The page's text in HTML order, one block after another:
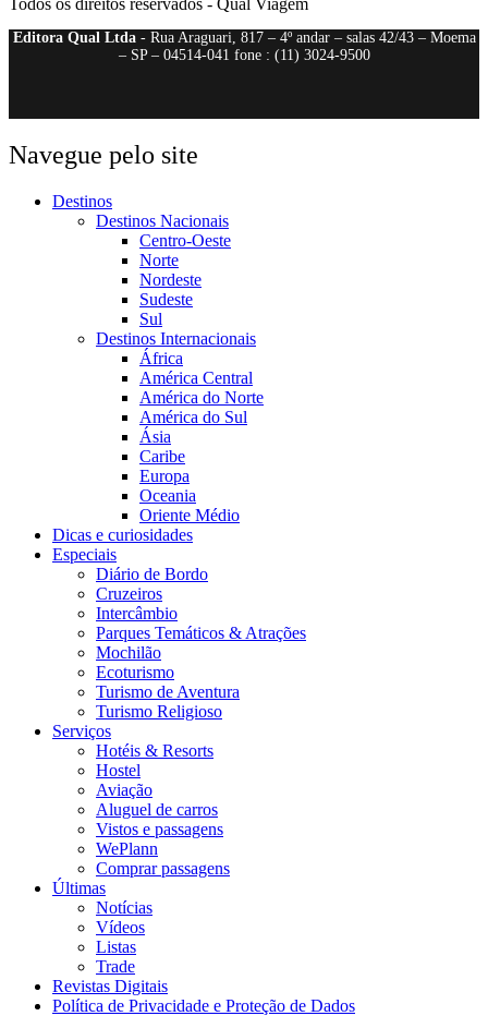
Todos os direitos reservados - Qual Viagem
Editora Qual Ltda- Rua Araguari, 817 – 4º andar – salas 42/43 – Moema
– SP – 04514-041 fone : (11) 3024-9500
Navegue pelo site
Destinos
Destinos Nacionais
Centro-Oeste
Norte
Nordeste
Sudeste
Sul
Destinos Internacionais
África
América Central
América do Norte
América do Sul
Ásia
Caribe
Europa
Oceania
Oriente Médio
Dicas e curiosidades
Especiais
Diário de Bordo
Cruzeiros
Intercâmbio
Parques Temáticos & Atrações
Mochilão
Ecoturismo
Turismo de Aventura
Turismo Religioso
Serviços
Hotéis & Resorts
Hostel
Aviação
Aluguel de carros
Vistos e passagens
WePlann
Comprar passagens
Últimas
Notícias
Vídeos
Listas
Trade
Revistas Digitais
Política de Privacidade e Proteção de Dados